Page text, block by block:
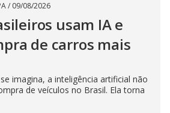
/ 09/08/2026
usam IA e
de carros mais
imagina, a inteligência artificial não
de veículos no Brasil. Ela torna